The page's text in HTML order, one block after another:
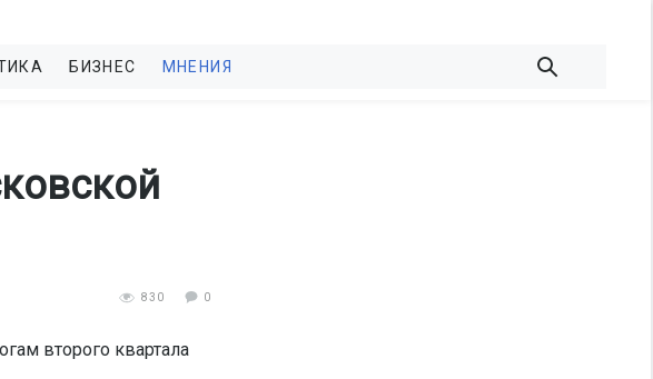
БИЗНЕС МНЕНИЯ
830 0
второго квартала